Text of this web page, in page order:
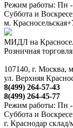
Режим работы: Пн -
Суббота и
м. Красносельская
МИДЛ на
Розничная
107140, г. Москва,
ул. Верхняя
8(499) 264-57-43
8(499) 264-45-77
Режим работы: Пн -
Суббота и
г. Краснодар склад/